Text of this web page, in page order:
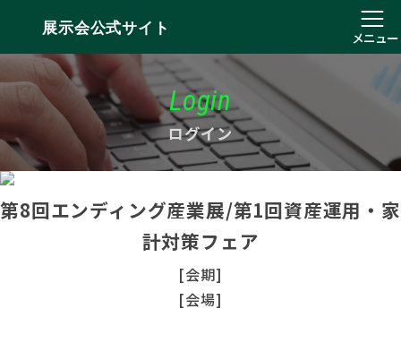
展示会公式サイト
メニュー
Login
ログイン
第8回エンディング産業展/第1回資産運用・家
計対策フェア
[会期]
[会場]